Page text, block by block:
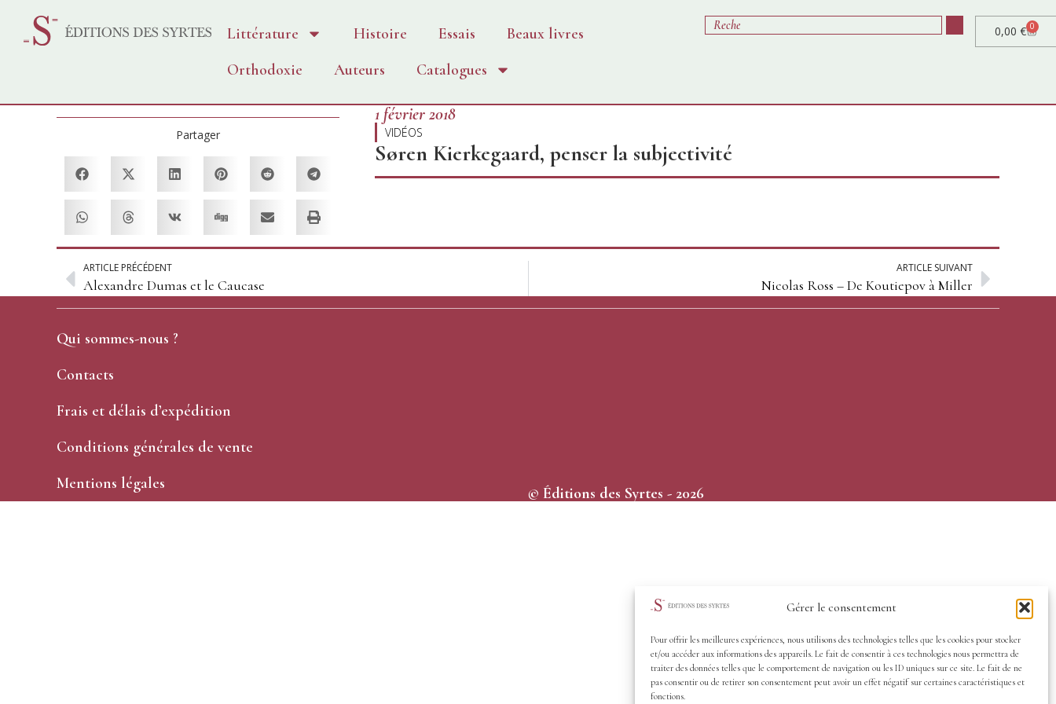
Gérer le consentement
Pour offrir les meilleures expériences, nous utilisons des technologies telles que les cookies pour stocker
et/ou accéder aux informations des appareils. Le fait de consentir à ces technologies nous permettra de
traiter des données telles que le comportement de navigation ou les ID uniques sur ce site. Le fait de ne
pas consentir ou de retirer son consentement peut avoir un effet négatif sur certaines caractéristiques et
fonctions.
Littérature Histoire Essais
Beaux livres
Orthodoxie
Auteurs Catalogues
0,00€ 0
Partager
1 février 2018
VIDÉOS
Søren Kierkegaard, penser la subjectivité
ARTICLE PRÉCÉDENT
Alexandre Dumas et le Caucase
ARTICLE SUIVANT
Nicolas Ross – De Koutiepov à Miller
Qui sommes-nous ?
Contacts
Frais et délais d’expédition
Conditions générales de vente
Mentions légales
© Éditions des Syrtes - 2026